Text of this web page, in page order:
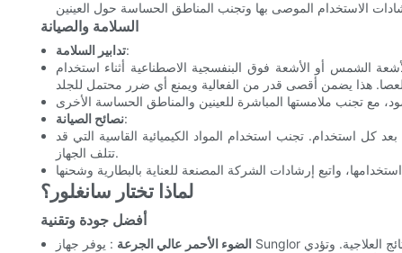
السلامة والصيانة
تدابير السلامة:
الشمس أو الأشعة فوق البنفسجية الاصطناعية أثناء استخدام
نصائح الصيانة:
استخدام. تجنب استخدام المواد الكيميائية القاسية التي قد
تتلف الجهاز.
لماذا تختار سانغلور؟
أفضل جودة وتقنية
الضوء الأحمر عالي الجرعة : يوفر جهاز Sunglor جرعة عالية من الضوء الأحمر، مما يضمن أقصى تحفيز للخلايا وأفضل النتائج العلاجية. وتؤدي